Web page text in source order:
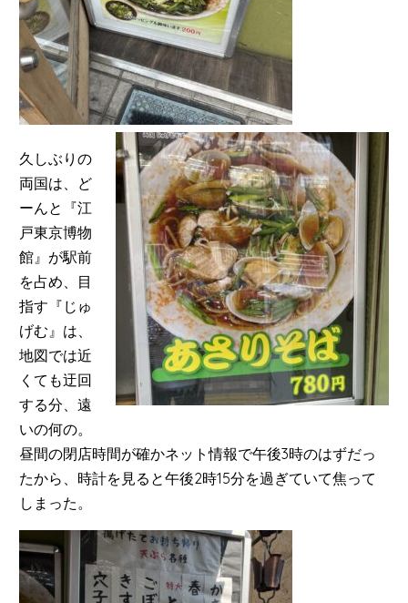
久しぶりの
両国は、ど
ーんと『江
戸東京博物
館』が駅前
を占め、目
指す『じゅ
げむ』は、
地図では近
くても迂回
する分、遠
いの何の。
昼間の閉店時間が確かネット情報で午後3時のはずだっ
たから、時計を見ると午後2時15分を過ぎていて焦って
しまった。